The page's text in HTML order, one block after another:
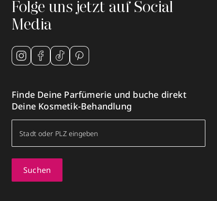
Folge uns jetzt auf Social
Media
Finde Deine Parfümerie und buche direkt
Deine Kosmetik-Behandlung
Suchen